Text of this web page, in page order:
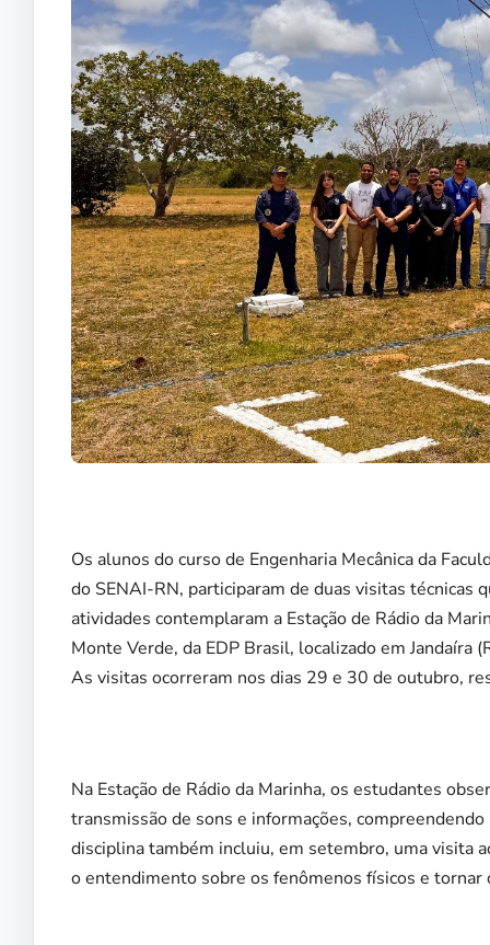
Os alunos do curso de Engenharia Mecânica da
do SENAI-RN, participaram de duas visitas técnicas
atividades contemplaram a Estação de Rádio da
Monte Verde, da EDP Brasil, localizado em Jandaíra
As visitas ocorreram nos dias 29 e 30 de outubro,
Na Estação de Rádio da Marinha, os estudantes
transmissão de sons e informações,
disciplina também incluiu, em setembro, uma visita
o entendimento sobre os fenômenos físicos e tornar